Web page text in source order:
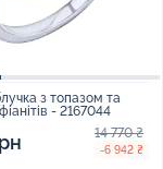
з топазом та
- 2167044
14 770 ₴
-6 942 ₴